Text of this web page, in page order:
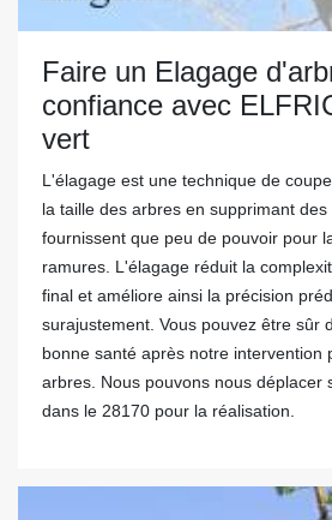
Faire un Elagage
confiance avec
vert
L'élagage est une technique de
la taille des arbres en supprimant
fournissent que peu de pouvoir pour
ramures. L'élagage réduit la
final et améliore ainsi la précision
surajustement. Vous pouvez être sûr
bonne santé après notre intervention
arbres. Nous pouvons nous déplacer
dans le 28170 pour la réalisation.